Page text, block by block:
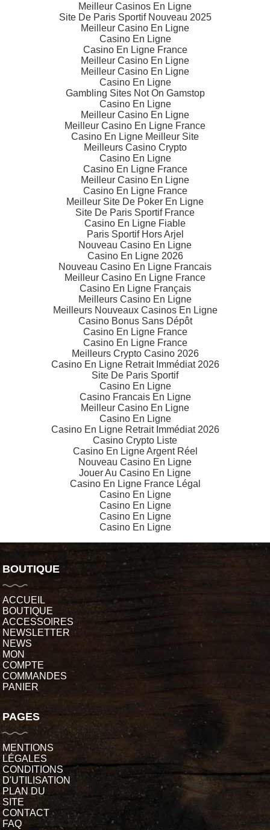
Meilleur Casinos En Ligne
Site De Paris Sportif Nouveau 2025
Meilleur Casino En Ligne
Casino En Ligne
Casino En Ligne France
Meilleur Casino En Ligne
Meilleur Casino En Ligne
Casino En Ligne
Gambling Sites Not On Gamstop
Casino En Ligne
Meilleur Casino En Ligne
Meilleur Casino En Ligne France
Casino En Ligne Meilleur Site
Meilleurs Casino Crypto
Casino En Ligne
Casino En Ligne France
Meilleur Casino En Ligne
Casino En Ligne France
Meilleur Site De Poker En Ligne
Site De Paris Sportif France
Casino En Ligne Fiable
Paris Sportif Hors Arjel
Nouveau Casino En Ligne
Casino En Ligne 2026
Nouveau Casino En Ligne Francais
Meilleur Casino En Ligne France
Casino En Ligne Français
Meilleurs Casino En Ligne
Meilleurs Nouveaux Casinos En Ligne
Casino Bonus Sans Dépôt
Casino En Ligne France
Casino En Ligne France
Meilleurs Crypto Casino 2026
Casino En Ligne Retrait Immédiat 2026
Site De Paris Sportif
Casino En Ligne
Casino Francais En Ligne
Meilleur Casino En Ligne
Casino En Ligne
Casino En Ligne Retrait Immédiat 2026
Casino Crypto Liste
Casino En Ligne Argent Réel
Nouveau Casino En Ligne
Jouer Au Casino En Ligne
Casino En Ligne France Légal
Casino En Ligne
Casino En Ligne
Casino En Ligne
Casino En Ligne
BOUTIQUE
ACCUEIL
BOUTIQUE
ACCESSOIRES
NEWSLETTER
NEWS
MON
COMPTE
COMMANDES
PANIER
PAGES
MENTIONS
LÉGALES
CONDITIONS
D'UTILISATION
PLAN DU
SITE
CONTACT
FAQ